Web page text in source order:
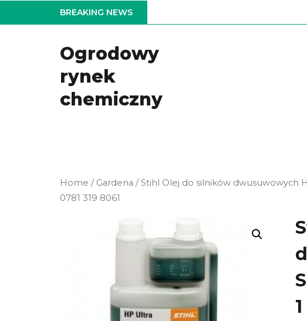
to
BREAKING NEWS
Ogrodowy
rynek
chemiczny
Home / Gardena / Stihl Olej do silników dwusuwowych
0781 319 8061